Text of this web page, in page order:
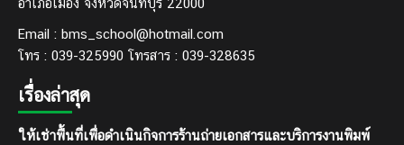
อำเภอเมือง จังหวัดจันทบุรี 22000
Email : bms_school@hotmail.com
โทร : 039-325990 โทรสาร : 039-328635
เรื่องล่าสุด
ให้เช่าพื้นที่เพื่อดำเนินกิจการร้านถ่ายเอกสารและบริการงานพิมพ์